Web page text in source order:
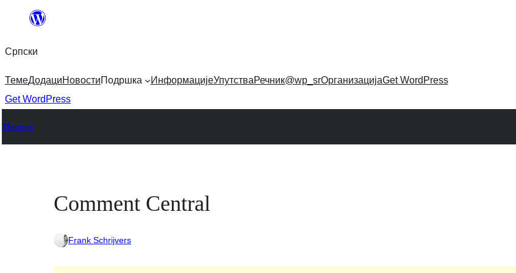
Скочи
садржај
Српски
ТемеДодациНовостиПодршка ИнформацијеУпутстваРечник@wp_srОрганизацијаGet WordPress
Get WordPress
Themes
Comment Central
Frank Schrijvers